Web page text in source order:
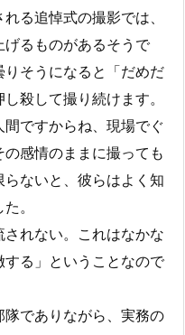
る追悼式の撮影では、
るものがあるそうで
そうになると「だめだ
殺して撮り続けます。
ですからね、現場でぐ
感情のままに撮っても
ないと、彼らはよく知
。
れない。これはなかな
る」ということなので
隊でありながら、実務の